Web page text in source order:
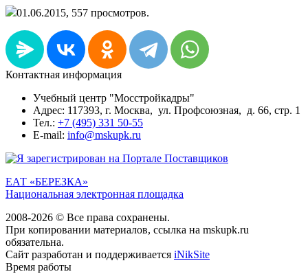
01.06.2015, 557 просмотров.
Контактная информация
Учебный центр "Мосстройкадры"
Адрес: 117393, г. Москва, ул. Профсоюзная, д. 66, стр. 1
Тел.: +7 (495) 331 50-55
E-mail: info@mskupk.ru
ЕАТ «БЕРЕЗКА»
Национальная электронная площадка
2008-2026 © Все права сохранены.
При копировании материалов, ссылка на mskupk.ru
обязательна.
Сайт разработан и поддерживается iNikSite
Время работы